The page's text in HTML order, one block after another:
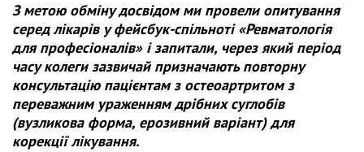
З метою обміну досвідом ми провели опитування
серед лікарів у фейсбук-спільноті «Ревматологія
для професіоналів» і запитали, через який період
часу колеги зазвичай призначають повторну
консультацію пацієнтам з остеоартритом з
переважним ураженням дрібних суглобів
(вузликова форма, ерозивний варіант) для
корекції лікування.